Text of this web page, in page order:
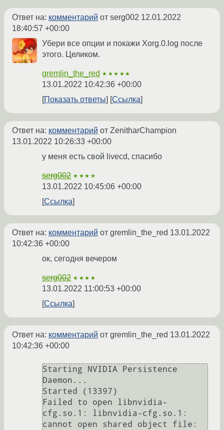
Ответ на: комментарий от serg002 12.01.2022
18:40:57 +00:00
Убери все опции и покажи Xorg.0.log после
этого. Целиком.
gremlin_the_red ★★★★★
13.01.2022 10:42:36 +00:00
Показать ответы
Ссылка
Ответ на: комментарий от ZenitharChampion
13.01.2022 10:26:33 +00:00
у меня есть свой livecd, спасибо
serg002 ★★★★
13.01.2022 10:45:06 +00:00
Ссылка
Ответ на: комментарий от gremlin_the_red 13.01.2022
10:42:36 +00:00
ок, сегодня вечером
serg002 ★★★★
13.01.2022 11:00:53 +00:00
Ссылка
Ответ на: комментарий от gremlin_the_red 13.01.2022
10:42:36 +00:00
Starting NVIDIA Persistence
Daemon...
Started (13397)
Failed to open libnvidia-
cfg.so.1: libnvidia-cfg.so.1:
cannot open shared object file: